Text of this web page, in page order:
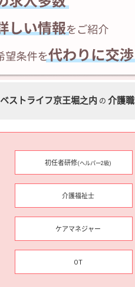
ベストライフ京王堀之内 の 介護職
初任者研修(ヘルパー2級)
介護福祉士
ケアマネジャー
OT